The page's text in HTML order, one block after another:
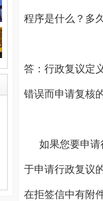
程序是什么？多
答：行政复议定
错误而申请复核
如果您要申请
于申请行政复议
在拒签信中有附